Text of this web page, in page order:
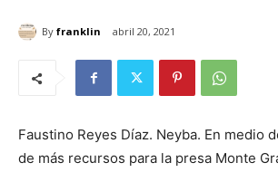
By franklin abril 20, 2021
Faustino Reyes Díaz. Neyba. En medio
de más recursos para la presa Monte